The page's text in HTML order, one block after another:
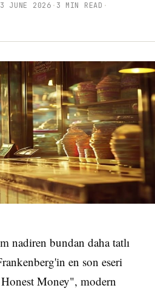
3 JUNE 2026 · 3 MIN READ ·
nadiren bundan daha tatlı
en son eseri
Money", modern